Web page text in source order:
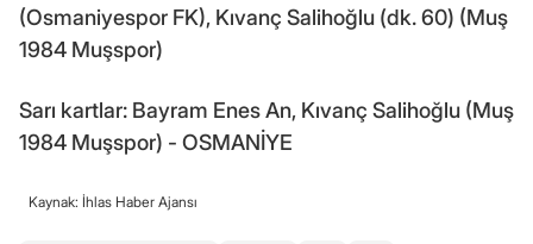
(Osmaniyespor FK), Kıvanç Salihoğlu (dk. 60) (Muş
1984 Muşspor)
Sarı kartlar: Bayram Enes An, Kıvanç Salihoğlu (Muş
1984 Muşspor) - OSMANİYE
Kaynak: İhlas Haber Ajansı